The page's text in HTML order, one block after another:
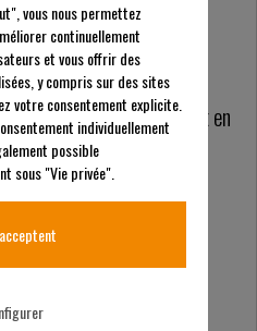
YAK 4WD
dans toute l’Europe et en
et fiable en pièces
Bühlertann, district de
vous nous permettez
continuellement
et vous offrir des
y compris sur des sites
votre consentement explicite.
individuellement
possible
sous "Vie privée".